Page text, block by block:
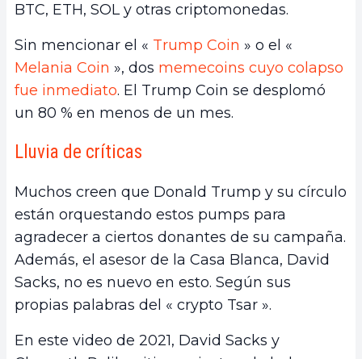
BTC, ETH, SOL y otras criptomonedas.
Sin mencionar el « Trump Coin » o el «
Melania Coin », dos memecoins cuyo colapso
fue inmediato. El Trump Coin se desplomó
un 80 % en menos de un mes.
Lluvia de críticas
Muchos creen que Donald Trump y su círculo
están orquestando estos pumps para
agradecer a ciertos donantes de su campaña.
Además, el asesor de la Casa Blanca, David
Sacks, no es nuevo en esto. Según sus
propias palabras del « crypto Tsar ».
En este video de 2021, David Sacks y